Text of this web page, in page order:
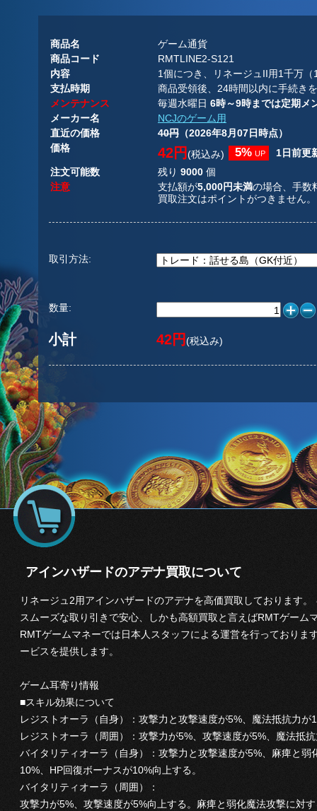
商品名
ゲーム通貨
商品コード
RMTLINE2-S121
内容
1個につき、リネージュII用1千万
支払時期
商品受領後、24時間以内に手続き
メンテナンス
毎週水曜日 6時～9時までは定期メ
メーカー名
NCJのゲーム用
直近の価格
40円 （2026年8月07日時点）
価格
42円(税込み) 5% UP
1日前更
注文可能数
残り 9000 個
注意
支払額が5,000円未満の場合、手数
買取注文はポイントがつきません。
取引方法:
数量:
小計 42円(税込み)
アインハザードのアデナ買取について
リネージュ2用アインハザードのアデナを高価買取しております
スムーズな取り引きで安心、しかも高額買取と言えばRMTゲー
RMTゲームマネーでは日本人スタッフによる運営を行っており
ービスを提供します。
ゲーム耳寄り情報
■スキル効果について
レジストオーラ（自身）：攻撃力と攻撃速度が5%、魔法抵抗力
レジストオーラ（周囲）：攻撃力が5%、攻撃速度が5%、魔法抵
バイタリティオーラ（自身）：攻撃力と攻撃速度が5%、麻痺と
10%、HP回復ボーナスが10%向上する。
バイタリティオーラ（周囲）：
攻撃力が5%、攻撃速度が5%向上する。麻痺と弱化魔法攻撃に対